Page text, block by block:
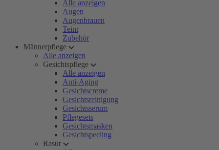
Alle anzeigen
Augen
Augenbrauen
Teint
Zubehör
Männerpflege
Alle anzeigen
Gesichtspflege
Alle anzeigen
Anti-Aging
Gesichtscreme
Gesichtsreinigung
Gesichtsserum
Pflegesets
Gesichtsmasken
Gesichtspeeling
Rasur